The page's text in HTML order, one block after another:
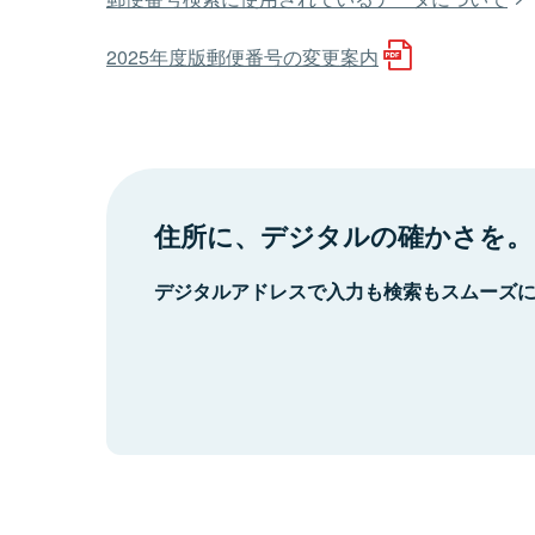
2025年度版郵便番号の変更案内
住所に、デジタルの確かさを。
デジタルアドレスで入力も検索もスムーズ